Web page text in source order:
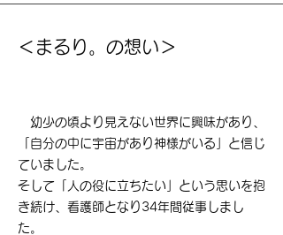
​＜まるり。の想い＞
幼少の頃より見えない世界に興味があり、
「自分の中に宇宙があり神様がいる」と信じ
ていました。
そして「人の役に立ちたい」という思いを抱
き続け、看護師となり34年間従事しまし
た。